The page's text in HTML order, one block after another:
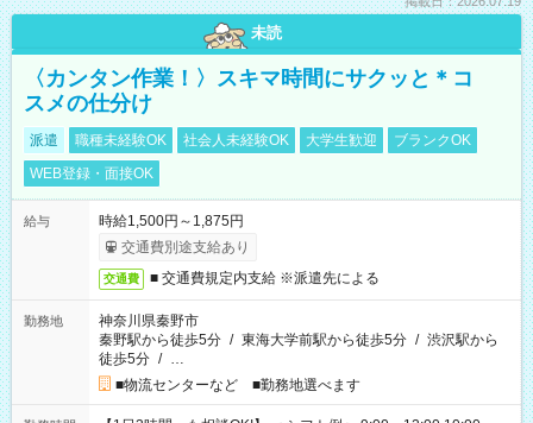
未読
〈カンタン作業！〉スキマ時間にサクッと＊コ
スメの仕分け
派遣 職種未経験OK 社会人未経験OK 大学生歓迎
ブランクOK
WEB登録・面接OK
給与
時給1,500円～1,875円
交通費別途支給あり
交通費 ■ 交通費規定内支給 ※派遣先による
勤務地
神奈川県秦野市
秦野駅から徒歩5分 / 東海大学前駅から徒歩5分 / 渋沢駅から
徒歩5分 / …
■物流センターなど ■勤務地選べます